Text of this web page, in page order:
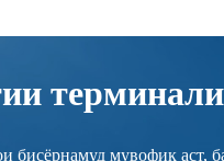
бисёрнамуд мувофиқ аст,